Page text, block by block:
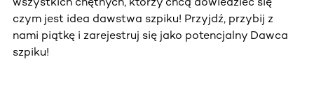
czym jest idea dawstwa szpiku! Przyjdź, przybij z
nami piątkę i zarejestruj się jako potencjalny Dawca
szpiku!